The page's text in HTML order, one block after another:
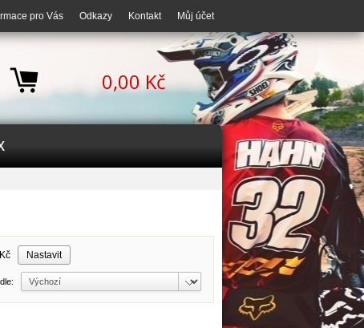
pro Vás Odkazy Kontakt Můj účet
0,00 Kč
Kč